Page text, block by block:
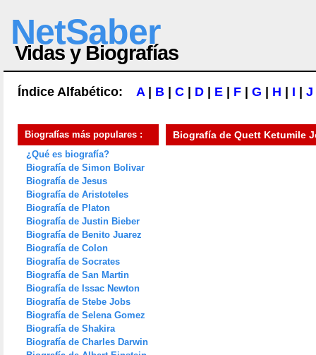
NetSaber
Vidas y Biografías
Índice Alfabético: A| B C D E F G H I J
Biografías más populares :
¿Qué es biografía?
Biografía de Simon Bolivar
Biografía de Jesus
Biografía de Aristoteles
Biografía de Platon
Biografía de Justin Bieber
Biografía de Benito Juarez
Biografía de Colon
Biografía de Socrates
Biografía de San Martin
Biografía de Issac Newton
Biografía de Stebe Jobs
Biografía de Selena Gomez
Biografía de Shakira
Biografía de Charles Darwin
Biografía de Quett Ketumile